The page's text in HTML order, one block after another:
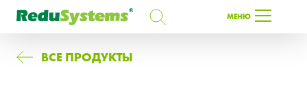
МЕНЮ
ВСЕ ПРОДУКТЫ